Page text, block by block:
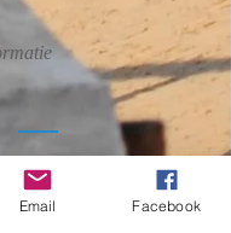
Info
Email Facebook